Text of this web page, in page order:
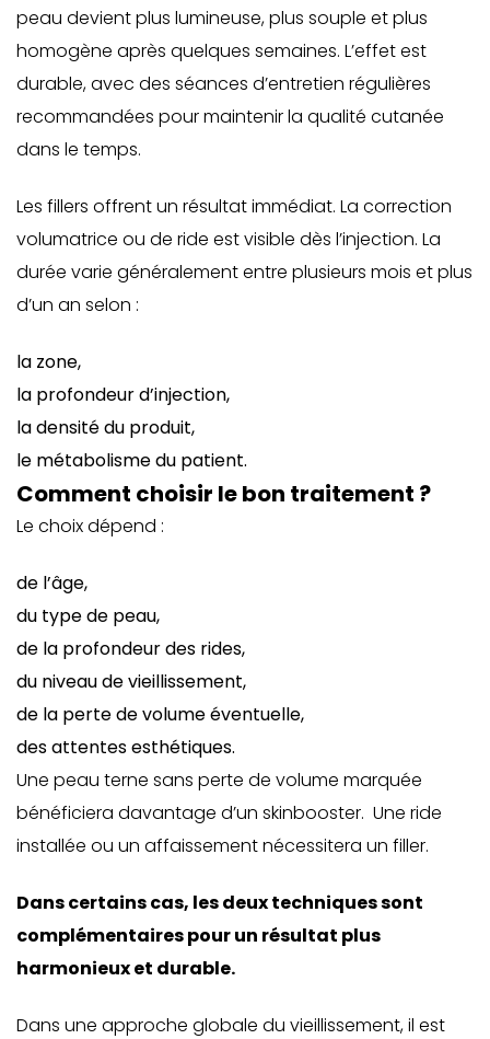
peau devient plus lumineuse, plus souple et plus
homogène après quelques semaines. L’effet est
durable, avec des séances d’entretien régulières
recommandées pour maintenir la qualité cutanée
dans le temps.
Les fillers offrent un résultat immédiat. La correction
volumatrice ou de ride est visible dès l’injection. La
durée varie généralement entre plusieurs mois et plus
d’un an selon :
la zone,
la profondeur d’injection,
la densité du produit,
le métabolisme du patient.
Comment choisir le bon traitement ?
Le choix dépend :
de l’âge,
du type de peau,
de la profondeur des rides,
du niveau de vieillissement,
de la perte de volume éventuelle,
des attentes esthétiques.
Une peau terne sans perte de volume marquée
bénéficiera davantage d’un skinbooster. Une ride
installée ou un affaissement nécessitera un filler.
Dans certains cas, les deux techniques sont
complémentaires pour un résultat plus
harmonieux et durable.
Dans une approche globale du vieillissement, il est